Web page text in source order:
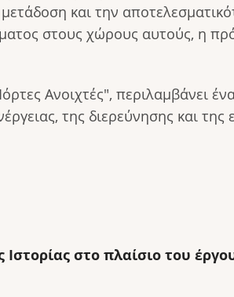
και την
στους χώρους αυτούς, η
Ανοιχτές", περιλαμβάνει
της διερεύνησης και της
στο πλαίσιο του